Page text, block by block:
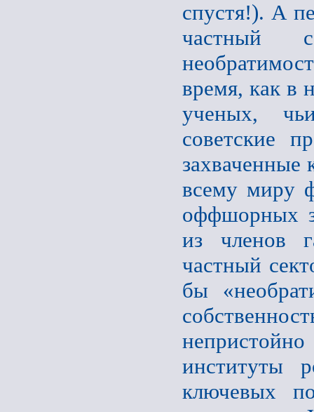
спустя!). А
частный
время, как в
ученых,
советские
захваченные
всему миру
оффшорных
из членов
частный
бы
институты
ключевых